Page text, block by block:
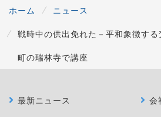
ホーム
ニュース
戦時中の供出免れた－平和象徴す
町の瑞林寺で講座
最新ニュース
会